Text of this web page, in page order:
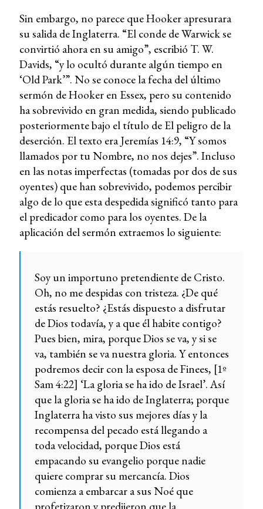
Sin embargo, no parece que Hooker apresurara
su salida de Inglaterra. “El conde de Warwick se
convirtió ahora en su amigo”, escribió T. W.
Davids, “y lo ocultó durante algún tiempo en
‘Old Park’”. No se conoce la fecha del último
sermón de Hooker en Essex, pero su contenido
ha sobrevivido en gran medida, siendo publicado
posteriormente bajo el título de El peligro de la
deserción. El texto era Jeremías 14:9, “Y somos
llamados por tu Nombre, no nos dejes”. Incluso
en las notas imperfectas (tomadas por dos de sus
oyentes) que han sobrevivido, podemos percibir
algo de lo que esta despedida significó tanto para
el predicador como para los oyentes. De la
aplicación del sermón extraemos lo siguiente:
Soy un importuno pretendiente de Cristo.
Oh, no me despidas con tristeza. ¿De qué
estás resuelto? ¿Estás dispuesto a disfrutar
de Dios todavía, y a que él habite contigo?
Pues bien, mira, porque Dios se va, y si se
va, también se va nuestra gloria. Y entonces
podremos decir con la esposa de Finees, [1º
Sam 4:22] ‘La gloria se ha ido de Israel’. Así
que la gloria se ha ido de Inglaterra; porque
Inglaterra ha visto sus mejores días y la
recompensa del pecado está llegando a
toda velocidad, porque Dios está
empacando su evangelio porque nadie
quiere comprar su mercancía. Dios
comienza a embarcar a sus Noé que